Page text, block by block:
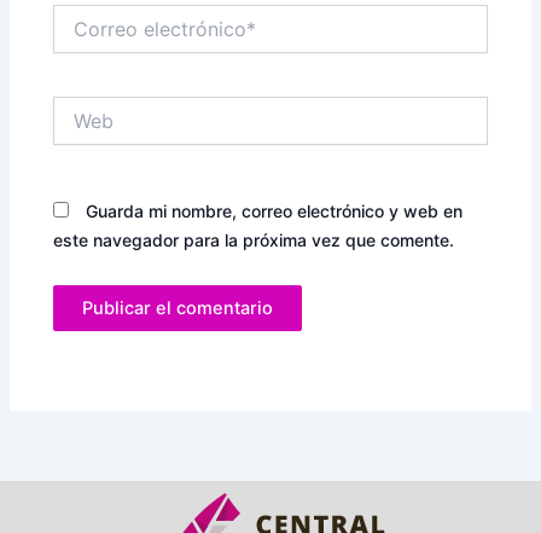
electrónico*
Guarda mi nombre, correo electrónico y web en
este navegador para la próxima vez que comente.